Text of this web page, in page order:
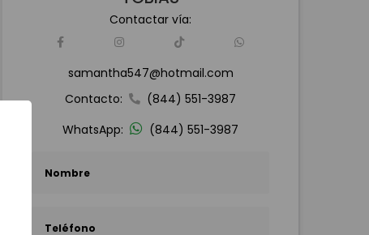
Contactar vía:
samantha547@hotmail.com
Contacto:
(844) 551-3987
WhatsApp:
(844) 551-3987